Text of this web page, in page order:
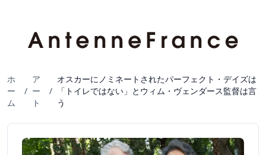
ホ
ー
ム
/
ア
ー
ト
/
オスカーにノミネートされたパーフェクト・デイズは
「トイレではない」とウィム・ヴェンダース監督は言
う